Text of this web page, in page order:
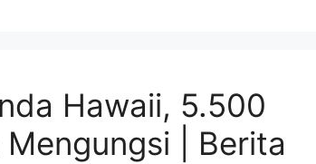
Hawaii, 5.500
| Berita